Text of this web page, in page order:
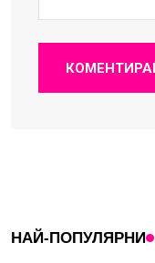
НАЙ-ПОПУЛЯРНИ